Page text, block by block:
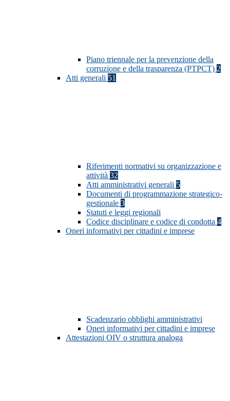
Piano triennale per la prevenzione della
corruzione e della trasparenza (PTPCT) 2
Atti generali 51
Riferimenti normativi su organizzazione e
attività 32
Atti amministrativi generali 5
Documenti di programmazione strategico-
gestionale 3
Statuti e leggi regionali
Codice disciplinare e codice di condotta 4
Oneri informativi per cittadini e imprese
Scadenzario obblighi amministrativi
Oneri informativi per cittadini e imprese
Attestazioni OIV o struttura analoga